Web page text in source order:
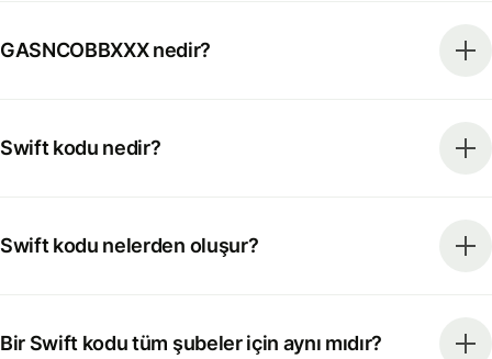
GASNCOBBXXX nedir?
Swift kodu nedir?
Swift kodu nelerden oluşur?
Bir Swift kodu tüm şubeler için aynı mıdır?